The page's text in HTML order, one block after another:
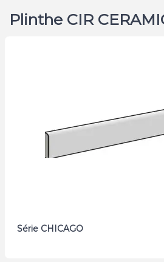
Plinthe CIR
Série CHICAGO